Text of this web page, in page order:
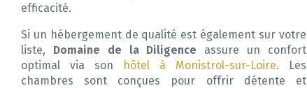
efficacité.
Si un hébergement de qualité est également sur votre
liste, Domaine de la Diligence assure un confort
optimal via son
hôtel à Monistrol-sur-Loire. Les
chambres sont conçues pour offrir détente et